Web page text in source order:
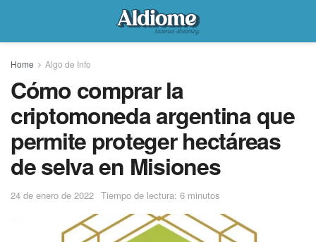
Home Algo de Info
Cómo comprar la
criptomoneda argentina que
permite proteger hectáreas
de selva en Misiones
24 de enero de 2022 Tiempo de lectura: 6 minutos